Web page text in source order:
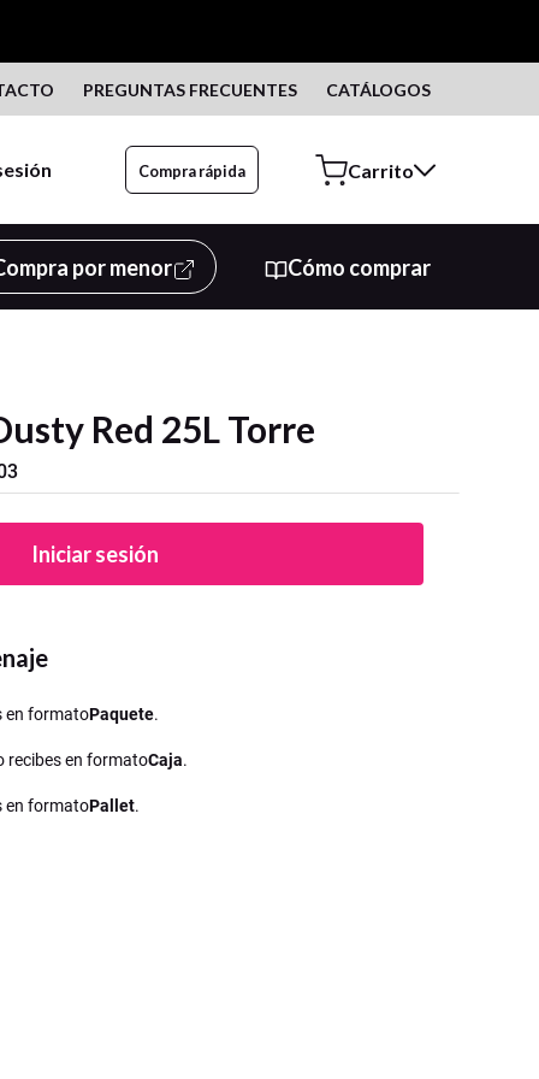
PREGUNTAS FRECUENTES CATÁLOGOS
Compra rápida
por menor Cómo comprar
Red 25L Torre
Iniciar sesión
en formatoPaquete.
recibes en formatoCaja.
en formatoPallet.